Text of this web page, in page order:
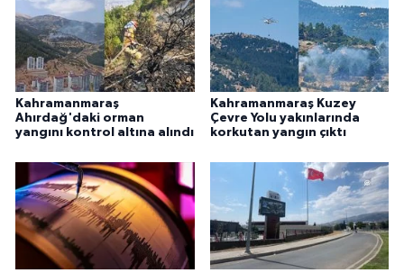
Kahramanmaraş
Ahırdağ'daki orman
yangını kontrol altına alındı
Kahramanmaraş Kuzey
Çevre Yolu yakınlarında
korkutan yangın çıktı